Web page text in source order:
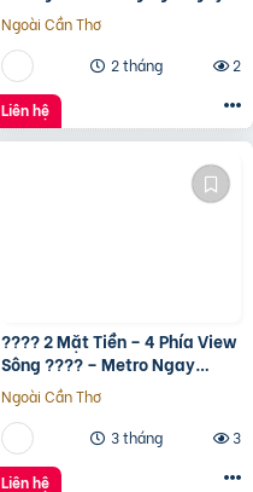
Bình Tân gần Aeon Tân Phú
Ngoài Cần Thơ
2 tháng
2
Liên hệ
???? 2 Mặt Tiền – 4 Phía View
Sông ???? – Metro Ngay
Trước Mặt ???? – Full Nội
Thất Smart Home Samsung
????
Ngoài Cần Thơ
3 tháng
3
Liên hệ